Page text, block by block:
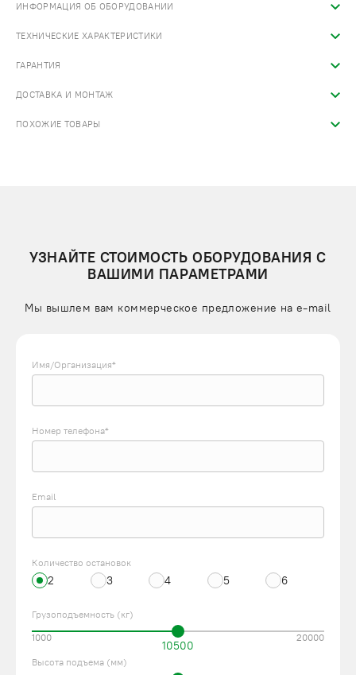
ИНФОРМАЦИЯ ОБ ОБОРУДОВАНИИ
ТЕХНИЧЕСКИЕ ХАРАКТЕРИСТИКИ
ГАРАНТИЯ
ДОСТАВКА И МОНТАЖ
ПОХОЖИЕ ТОВАРЫ
УЗНАЙТЕ СТОИМОСТЬ ОБОРУДОВАНИЯ С
ВАШИМИ ПАРАМЕТРАМИ
Мы вышлем вам коммерческое предложение на e-mail
Имя/Организация*
Номер телефона*
Email
Количество остановок
2 3 4 5 6
Грузоподъемность (кг)
10500
1000 20000
Высота подъема (мм)